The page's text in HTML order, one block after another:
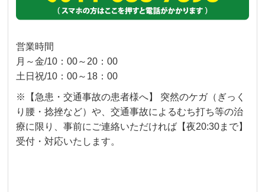
営業時間
月～金/10：00～20：00
土日祝/10：00～18：00
※【急患・交通事故の患者様へ】 突然のケガ（ぎっく
り腰・捻挫など）や、交通事故によるむち打ち等の治
療に限り、事前にご連絡いただければ【夜20:30まで】
受付・対応いたします。